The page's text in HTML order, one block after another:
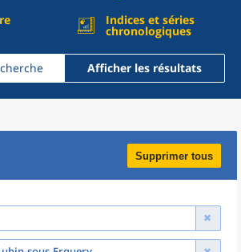
Indices et séries
chronologiques
Afficher les résultats
Supprimer tous